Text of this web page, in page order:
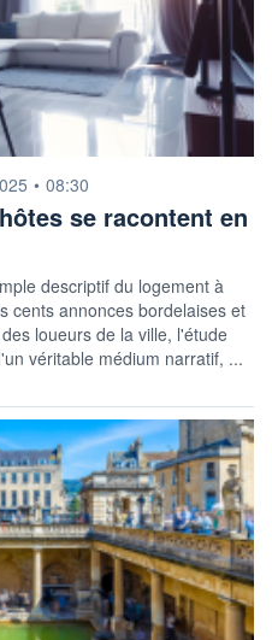
• 08:30
se racontent en
descriptif du logement à
cents annonces bordelaises et
loueurs de la ville, l'étude
véritable médium narratif, ...